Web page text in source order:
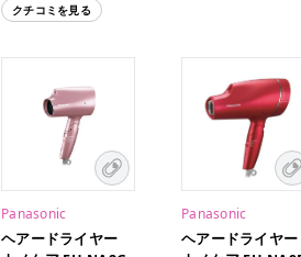
クチコミを見る
Panasonic
ヘアードライヤー
Panasonic
ヘアードライヤー